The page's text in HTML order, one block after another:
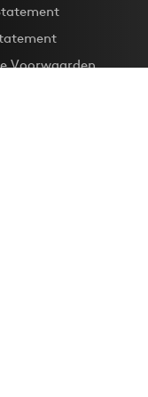
Voorwaarden